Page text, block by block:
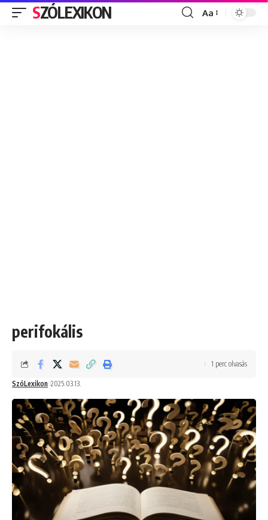
SZÓLEXIKON
Font
Aa
perifokális
SzóLexikon 2025.03.13.
1 perc olvasás